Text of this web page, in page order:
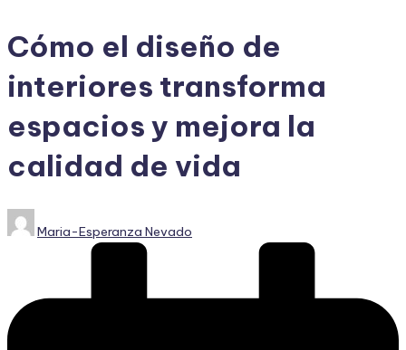
Cómo el diseño de
interiores transforma
espacios y mejora la
calidad de vida
Publicado
por
Maria-Esperanza Nevado